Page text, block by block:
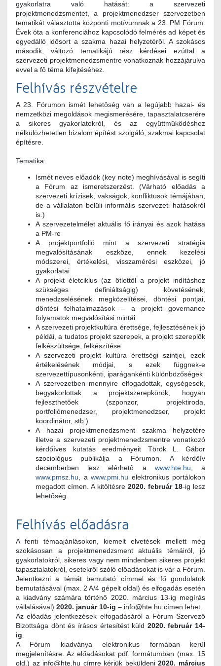
gyakorlatra való hatását: a szervezeti
projektmenedzsmentet, a projektmenedzser szervezetben
tematikát választotta központi motívumnak a 23. PM Fórum.
Évek óta a konferenciához kapcsolódó felmérés ad képet és
egyedálló idôsort a szakma hazai helyzetérôl. A szokásos
második, változó tematikájú rész kérdései ezúttal a
szervezeti projektmenedzsmentre vonatkoznak hozzájárulva
evvel a fô téma kifejtéséhez.
Felhívás részvételre
A 23. Fórumon ismét lehetôség van a legújabb hazai- és
nemzetközi megoldások megismerésére, tapasztalatcserére
a sikeres gyakorlatokról, és az együttmûködéshez
nélkülözhetetlen bizalom építést szolgáló, szakmai kapcsolat
építésre.
Tematika:
Ismét neves előadók (key note) meghívásával is segíti
a Fórum az ismeretszerzést. (Várható előadás a
szervezeti krízisek, vakságok, konfliktusok témájában,
de a vállalaton belüli informális szervezeti hatásokról
is.)
A szervezetelmélet aktuális fő irányai és azok hatása
a PM-re
A projektportfolió mint a szervezeti stratégia
megvalósításának eszköze, ennek kezelési
módszerei, értékelési, visszamérési eszközei, jó
gyakorlatai
A projekt életciklus (az ötlettől a projekt indításhoz
szükséges definiáltságig) követésének,
menedzselésének megközelítései, döntési pontjai,
döntési felhatalmazások – a projekt governance
folyamatok megvalósítási mintái
A szervezeti projektkultúra érettsége, fejlesztésének jó
példái, a tudatos projekt szerepek, a projekt szereplôk
felkészültsége, felkészítése
A szervezeti projekt kultúra érettségi szintjei, ezek
értékelésének módjai, s ezek függnek-e
szervezettípusonkénti, iparágankénti különbözőségek
A szervezetben mennyire elfogadottak, egységesek,
begyakorlottak a projektszerepkörök, hogyan
fejleszthetőek (szponzor, projektiroda,
portfoliómenedzser, projektmenedzser, projekt
koordinátor, stb.)
A hazai projektmenedzsment szakma helyzetére
illetve a szervezeti projektmenedzsmentre vonatkozó
kérdőíves kutatás eredményeit Török L. Gábor
szociológus publikálja a Fórumon. A kérdőív
decemberben lesz elérhetô a www.hte.hu, a
www.pmsz.hu, a www.pmi.hu elektronikus portálokon
megadott címen. A kitöltésre 2020. február 18-ig lesz
lehetőség.
Felhívás előadásra
A fenti témaajánlásokon, kiemelt elvetések mellett még
szokásosan a projektmenedzsment aktuális témáiról, jó
gyakorlatokról, sikeres vagy nem mindenben sikeres projekt
tapasztalatokról, esetekről szóló elôadásokat is vár a Fórum.
Jelentkezni a témát bemutató címmel és fő gondolatok
bemutatásával (max. 2 A/4 gépelt oldal) és elfogadás esetén
a kiadvány számára történő 2020. március 13-ig megírás
vállalásával) 2020. január 10-ig – info@hte.hu címen lehet.
Az előadás jelentkezések elfogadásáról a Fórum Szervező
Bizottsága dönt és írásos értesítést küld 2020. február 14-
ig.
A Fórum kiadványa elektronikus formában kerül
megjelenítésre. Az előadásokat pdf. formátumban (max. 15
old.) az info@hte.hu címre kérjük beküldeni2020. március